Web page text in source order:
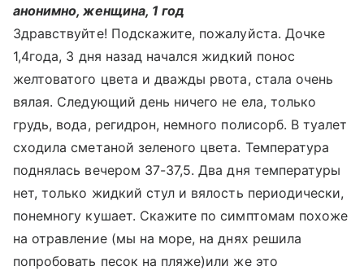
анонимно, женщина, 1 год
Здравствуйте! Подскажите, пожалуйста. Дочке
1,4года, 3 дня назад начался жидкий понос
желтоватого цвета и дважды рвота, стала очень
вялая. Следующий день ничего не ела, только
грудь, вода, регидрон, немного полисорб. В туалет
сходила сметаной зеленого цвета. Температура
поднялась вечером 37-37,5. Два дня температуры
нет, только жидкий стул и вялость периодически,
понемногу кушает. Скажите по симптомам похоже
на отравление (мы на море, на днях решила
попробовать песок на пляже)или же это